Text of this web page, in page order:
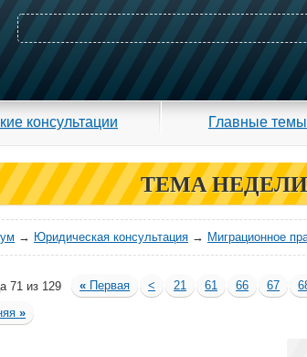
консультации Главные темы
ТЕМА
→ Юридическая консультация → Миграционное
71 из 129 « Первая < 21 61 66 67
»